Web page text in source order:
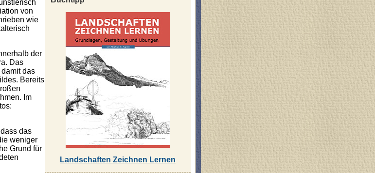
Landschaften Zeichnen Lernen
von
wie
der
Das
das
Bereits
Im
das
weniger
Grund für